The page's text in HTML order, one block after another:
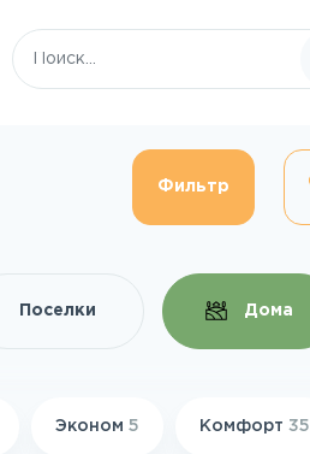
Фильтр
Поселки Дома
Эконом 5 Комфорт 35